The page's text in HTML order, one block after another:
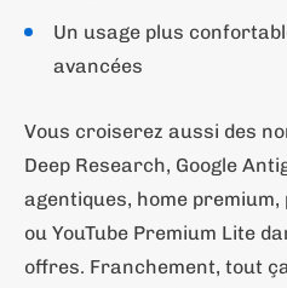
Un usage plus
avancées
Vous croiserez aussi des
Deep Research, Google
agentiques, home premium,
ou YouTube Premium Lite
offres. Franchement, tout